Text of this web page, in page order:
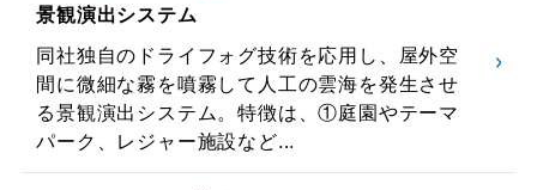
景観演出システム
同社独自のドライフォグ技術を応用し、屋外空
間に微細な霧を噴霧して人工の雲海を発生させ
る景観演出システム。特徴は、①庭園やテーマ
パーク、レジャー施設など...